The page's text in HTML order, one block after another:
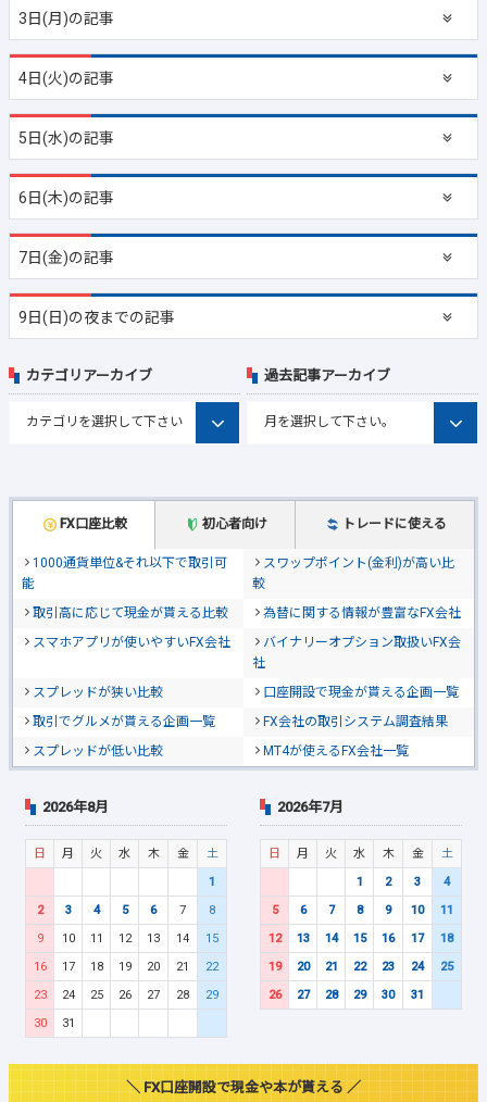
3日(月)の記事
4日(火)の記事
5日(水)の記事
6日(木)の記事
7日(金)の記事
9日(日)の夜までの記事
FX口座比較 初心者向け トレードに使える
1000通貨単位&それ以下で取引可
能
スワップポイント(金利)が高い比
較
取引高に応じて現金が貰える比較
為替に関する情報が豊富なFX会社
スマホアプリが使いやすいFX会社
バイナリーオプション取扱いFX会
社
スプレッドが狭い比較
口座開設で現金が貰える企画一覧
取引でグルメが貰える企画一覧
FX会社の取引システム調査結果
スプレッドが低い比較
MT4が使えるFX会社一覧
カテゴリアーカイブ 過去記事アーカイブ
2026年8月
日 月 火 水 木 金
土
1
2
3 4 5 6 7
8
9
10 11 12 13 14
15
16
17 18 19 20 21
22
23
24 25 26 27 28
29
30
31
2026年7月
日 月 火 水 木 金
土
1
2 3
4
5
6 7 8 9 10
11
12
13 14 15 16 17
18
19
20 21 22 23 24
25
26
27 28 29 30 31
＼ FX口座開設で現金や本が貰える ／